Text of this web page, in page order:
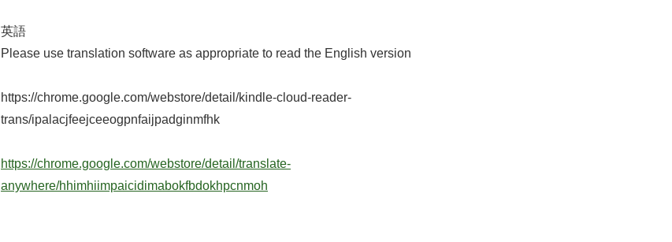
英語
Please use translation software as appropriate to read the English version
https://chrome.google.com/webstore/detail/kindle-cloud-reader-
trans/ipalacjfeejceeogpnfaijpadginmfhk
https://chrome.google.com/webstore/detail/translate-
anywhere/hhimhiimpaicidimabokfbdokhpcnmoh